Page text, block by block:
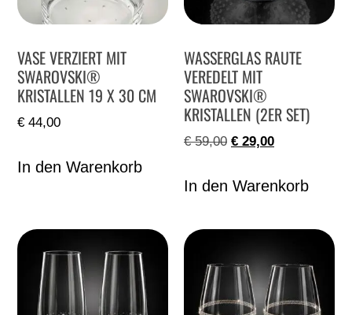
VASE VERZIERT MIT
SWAROVSKI®
KRISTALLEN 19 X 30 CM
€ 44,00
In den Warenkorb
WASSERGLAS RAUTE
VEREDELT MIT
SWAROVSKI®
KRISTALLEN (2ER SET)
€59,00 € 29,00
In den Warenkorb